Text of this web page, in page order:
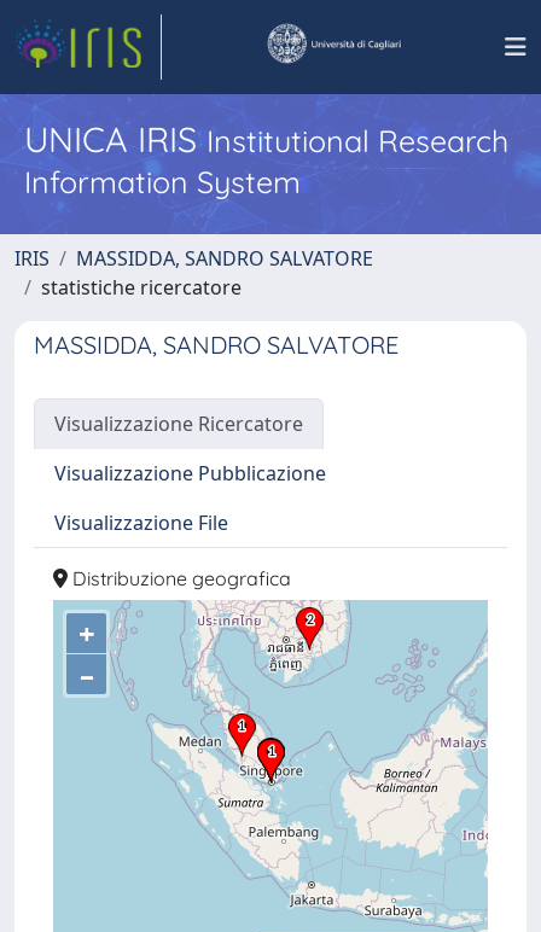
UNICA IRISInstitutional Research
Information System
IRIS
MASSIDDA, SANDRO SALVATORE
statistiche ricercatore
MASSIDDA, SANDRO SALVATORE
Visualizzazione Ricercatore
Visualizzazione Pubblicazione
Visualizzazione File
Distribuzione geografica
+
–